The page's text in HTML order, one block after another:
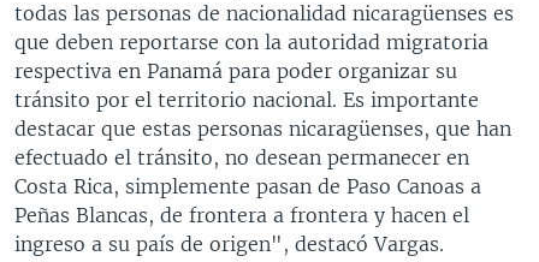
todas las personas de nacionalidad nicaragüenses es
que deben reportarse con la autoridad migratoria
respectiva en Panamá para poder organizar su
tránsito por el territorio nacional. Es importante
destacar que estas personas nicaragüenses, que han
efectuado el tránsito, no desean permanecer en
Costa Rica, simplemente pasan de Paso Canoas a
Peñas Blancas, de frontera a frontera y hacen el
ingreso a su país de origen", destacó Vargas.